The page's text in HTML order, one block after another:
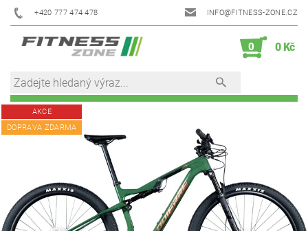
+420 777 474 478 INFO@FITNESS-ZONE.CZ
0 0 Kč
AKCE
DOPRAVA ZDARMA